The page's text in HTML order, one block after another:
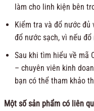
làm cho linh kiện bên
Kiểm tra và đổ nước đủ
đổ nước sạch, vì nếu
Sau khi tìm hiểu về mã
– chuyên viên kinh
bạn có thể tham khảo
Một số sản phẩm có liên